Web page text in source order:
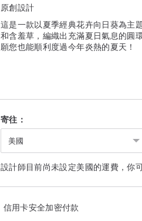
原創設計
這是一款以夏季經典花卉向日葵為主
和含羞草，編織出充滿夏日氣息的圓
願您也能順利度過今年炎熱的夏天！
寄往：
美國
設計師目前尚未設定美國的運費，你
信用卡安全加密付款